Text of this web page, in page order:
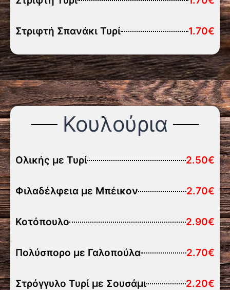
Στριφτή Σπανάκι Τυρί 1.70€
Κουλούρια
Ολικής με Τυρί 2.50€
Φιλαδέλφεια με Μπέικον 2.70€
Κοτόπουλο 2.90€
Πολύσπορο με Γαλοπούλα 2.70€
Στρόγγυλο Τυρί με Σουσάμι 2.20€